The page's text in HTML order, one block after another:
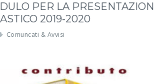
PER LA
2019-2020
Comuncati & Avvisi